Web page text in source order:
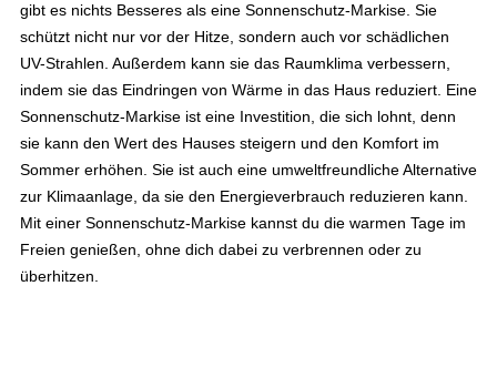
gibt es nichts Besseres als eine Sonnenschutz-Markise. Sie
schützt nicht nur vor der Hitze, sondern auch vor schädlichen
UV-Strahlen. Außerdem kann sie das Raumklima verbessern,
indem sie das Eindringen von Wärme in das Haus reduziert. Eine
Sonnenschutz-Markise ist eine Investition, die sich lohnt, denn
sie kann den Wert des Hauses steigern und den Komfort im
Sommer erhöhen. Sie ist auch eine umweltfreundliche Alternative
zur Klimaanlage, da sie den Energieverbrauch reduzieren kann.
Mit einer Sonnenschutz-Markise kannst du die warmen Tage im
Freien genießen, ohne dich dabei zu verbrennen oder zu
überhitzen.